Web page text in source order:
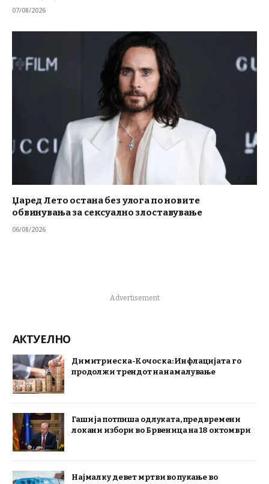
07/08/2026
Џаред Лето остана без улога по новите
обвинувања за сексуално злоставување
06/08/2026
Advertisement
АКТУЕЛНО
Димитриеска-Кочоска: Инфлацијата го
продолжи трендот на намалување
Гаши ја потпиша одлуката, предвремени
локани избори во Брвеница на 18 октомври
Најмалку девет мртви во пукање во